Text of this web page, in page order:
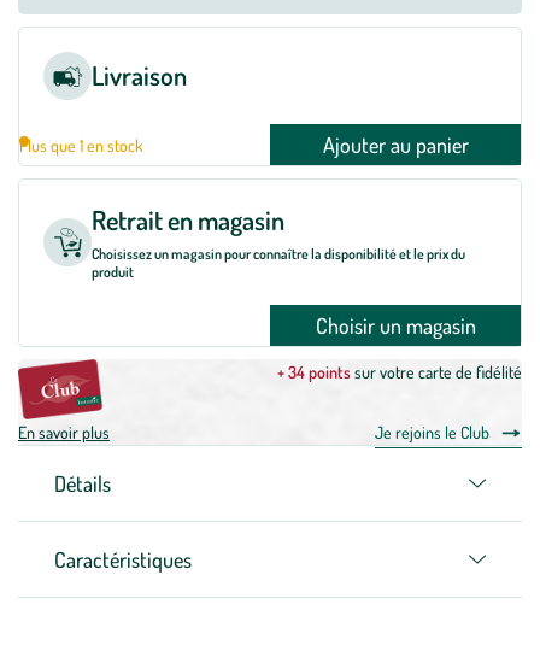
Livraison
Plus que 1 en stock Ajouter au panier
Retrait en magasin
Choisissez un magasin pour connaître la disponibilité et le prix du
produit
Choisir un magasin
+ 34 pointssur votre carte de fidélité
En savoir plus Je rejoins le Club
Détails
Caractéristiques